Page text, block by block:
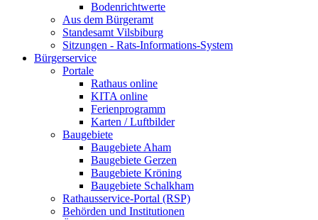
Bodenrichtwerte
Aus dem Bürgeramt
Standesamt Vilsbiburg
Sitzungen - Rats-Informations-System
Bürgerservice
Portale
Rathaus online
KITA online
Ferienprogramm
Karten / Luftbilder
Baugebiete
Baugebiete Aham
Baugebiete Gerzen
Baugebiete Kröning
Baugebiete Schalkham
Rathausservice-Portal (RSP)
Behörden und Institutionen